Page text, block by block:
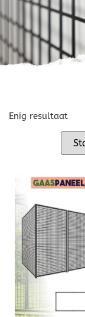
Enig resultaat